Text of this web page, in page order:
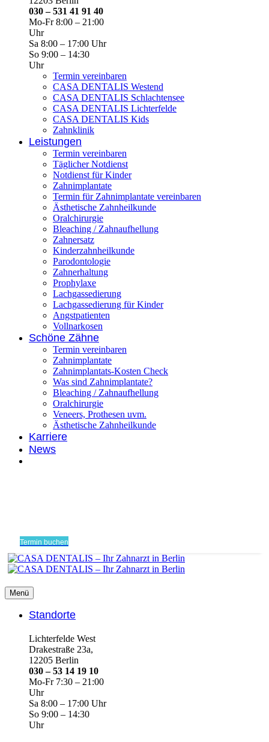
030 – 531 41 91 40
Mo-Fr 8:00 – 21:00
Uhr
Sa 8:00 – 17:00 Uhr
So 9:00 – 14:30
Uhr
Termin vereinbaren
CASA DENTALIS Westend
CASA DENTALIS Schlachtensee
CASA DENTALIS Lichterfelde
CASA DENTALIS Kids
Zahnklinik
Leistungen
Termin vereinbaren
Täglicher Notdienst
Notdienst für Kinder
Zahnimplantate
Termin für Zahnimplantate vereinbaren
Ästhetische Zahnheilkunde
Oralchirurgie
Bleaching / Zahnaufhellung
Zahnersatz
Kinderzahnheilkunde
Parodontologie
Zahnerhaltung
Prophylaxe
Lachgassedierung
Lachgassedierung für Kinder
Angstpatienten
Vollnarkosen
Schöne Zähne
Termin vereinbaren
Zahnimplantate
Zahnimplantats-Kosten Check
Was sind Zahnimplantate?
Bleaching / Zahnaufhellung
Oralchirurgie
Veneers, Prothesen uvm.
Ästhetische Zahnheilkunde
Karriere
News
Termin buchen
Menü
Standorte
Lichterfelde West
Drakestraße 23a,
12205 Berlin
030 – 53 14 19 10
Mo-Fr 7:30 – 21:00
Uhr
Sa 8:00 – 17:00 Uhr
So 9:00 – 14:30
Uhr